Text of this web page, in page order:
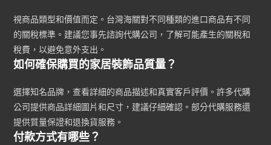
視商品類型和價值而定。台灣海關對不同種類的進口商品有不同
的關稅標準。建議您事先諮詢代購公司，了解可能產生的關稅和
稅費，以避免意外支出。
如何確保購買的家居裝飾品質量？
選擇知名品牌，查看詳細的商品描述和真實客戶評價。許多代購
公司提供商品詳細圖片和尺寸，建議仔細確認。部分代購服務還
提供質量保證和退換貨服務。
付款方式有哪些？